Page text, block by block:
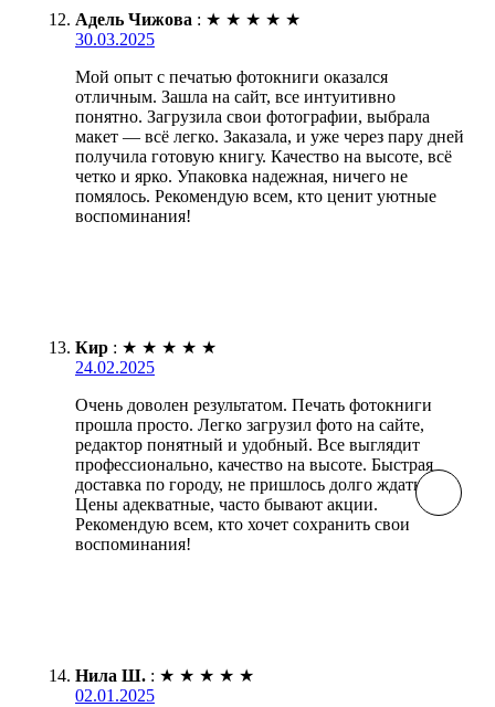
Адель Чижова : ★ ★ ★ ★ ★
30.03.2025
Мой опыт с печатью фотокниги оказался
отличным. Зашла на сайт, все интуитивно
понятно. Загрузила свои фотографии, выбрала
макет — всё легко. Заказала, и уже через пару дней
получила готовую книгу. Качество на высоте, всё
четко и ярко. Упаковка надежная, ничего не
помялось. Рекомендую всем, кто ценит уютные
воспоминания!
Кир : ★ ★ ★ ★ ★
24.02.2025
Очень доволен результатом. Печать фотокниги
прошла просто. Легко загрузил фото на сайте,
редактор понятный и удобный. Все выглядит
профессионально, качество на высоте. Быстрая
доставка по городу, не пришлось долго ждать.
Цены адекватные, часто бывают акции.
Рекомендую всем, кто хочет сохранить свои
воспоминания!
Нила Ш. : ★ ★ ★ ★ ★
02.01.2025